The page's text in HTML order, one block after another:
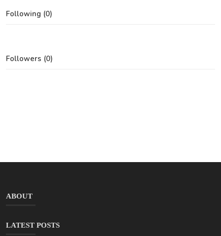
Following (0)
Followers (0)
ABOUT
LATEST POSTS